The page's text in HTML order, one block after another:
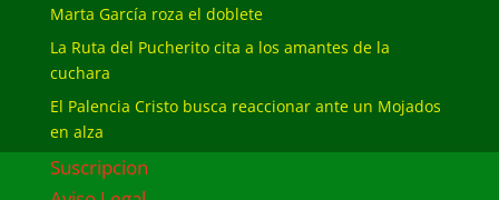
Marta García roza el doblete
La Ruta del Pucherito cita a los amantes de la
cuchara
El Palencia Cristo busca reaccionar ante un Mojados
en alza
Suscripcion